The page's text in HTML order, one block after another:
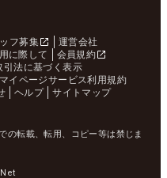
フ募集
運営会社
に際して
会員規約
引法に基づく表示
マイページサービス利用規約
ヘルプ サイトマップ
の転載、転用、コピー等は禁じま